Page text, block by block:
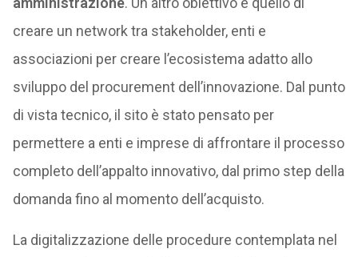
creare un network tra stakeholder, enti e
associazioni per creare l’ecosistema adatto allo
sviluppo del procurement dell’innovazione. Dal punto
di vista tecnico, il sito è stato pensato per
permettere a enti e imprese di affrontare il processo
completo dell’appalto innovativo, dal primo step della
domanda fino al momento dell’acquisto.
La digitalizzazione delle procedure contemplata nel